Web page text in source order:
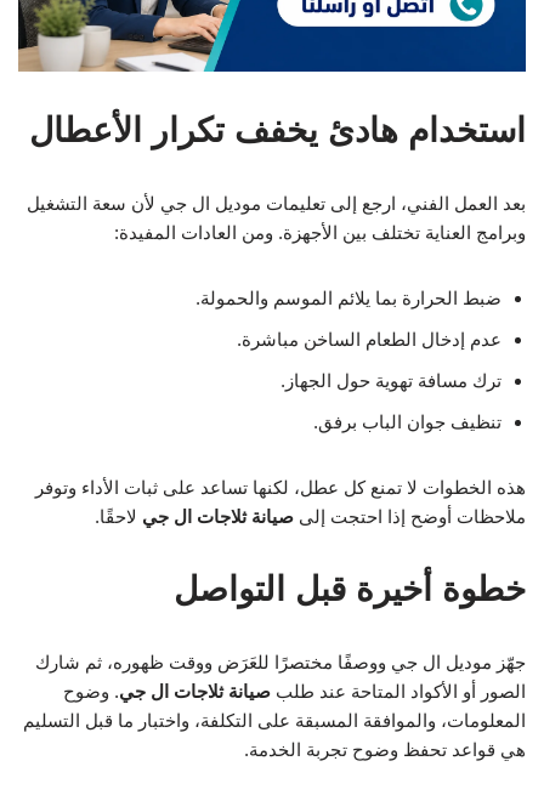
استخدام هادئ يخفف تكرار الأعطال
بعد العمل الفني، ارجع إلى تعليمات موديل ال جي لأن سعة التشغيل
وبرامج العناية تختلف بين الأجهزة. ومن العادات المفيدة:
ضبط الحرارة بما يلائم الموسم والحمولة.
عدم إدخال الطعام الساخن مباشرة.
ترك مسافة تهوية حول الجهاز.
تنظيف جوان الباب برفق.
هذه الخطوات لا تمنع كل عطل، لكنها تساعد على ثبات الأداء وتوفر
ملاحظات أوضح إذا احتجت إلى صيانة ثلاجات ال جي لاحقًا.
خطوة أخيرة قبل التواصل
جهّز موديل ال جي ووصفًا مختصرًا للعَرَض ووقت ظهوره، ثم شارك
الصور أو الأكواد المتاحة عند طلب صيانة ثلاجات ال جي. وضوح
المعلومات، والموافقة المسبقة على التكلفة، واختبار ما قبل التسليم
هي قواعد تحفظ وضوح تجربة الخدمة.